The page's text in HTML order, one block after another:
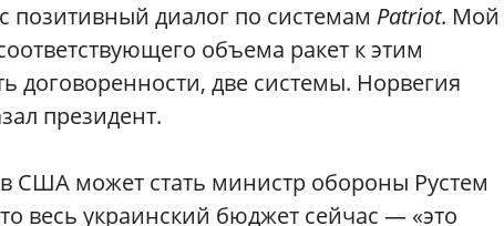
позитивный диалог по системам Patriot. Мой
объема ракет к этим
договоренности, две системы. Норвегия
президент.
США может стать министр обороны Рустем
весь украинский бюджет сейчас — «это